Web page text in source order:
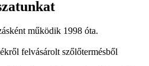
működik 1998 óta.
felvásárolt szőlőtermésből